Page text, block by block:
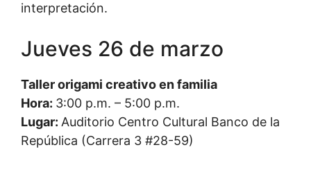
interpretación.
Jueves 26 de marzo
Taller origami creativo en familia
Hora: 3:00 p.m. – 5:00 p.m.
Lugar: Auditorio Centro Cultural Banco de la
República (Carrera 3 #28-59)